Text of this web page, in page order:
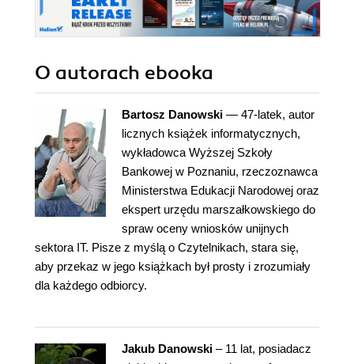
O autorach ebooka
Bartosz Danowski — 47-latek, autor
licznych książek informatycznych,
wykładowca Wyższej Szkoły
Bankowej w Poznaniu, rzeczoznawca
Ministerstwa Edukacji Narodowej oraz
ekspert urzędu marszałkowskiego do
spraw oceny wniosków unijnych
sektora IT. Pisze z myślą o Czytelnikach, stara się,
aby przekaz w jego książkach był prosty i zrozumiały
dla każdego odbiorcy.
Jakub Danowski – 11 lat, posiadacz